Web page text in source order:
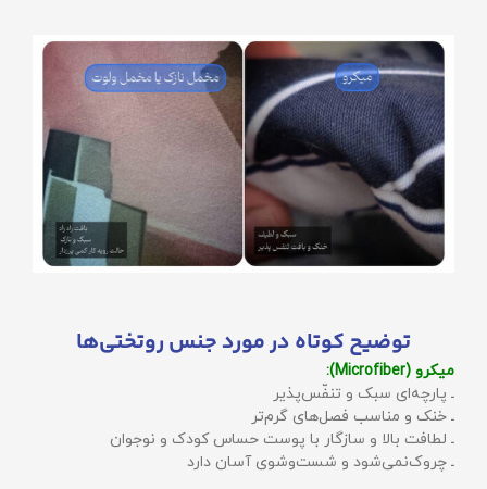
توضیح کوتاه در مورد جنس روتختی‌ها
میکرو (Microfiber):
ـ پارچه‌ای سبک و تنفّس‌پذیر
ـ خنک و مناسب فصل‌های گرم‌تر
ـ لطافت بالا و سازگار با پوست حساس کودک و نوجوان
ـ چروک‌نمی‌شود و شست‌وشوی آسان دارد